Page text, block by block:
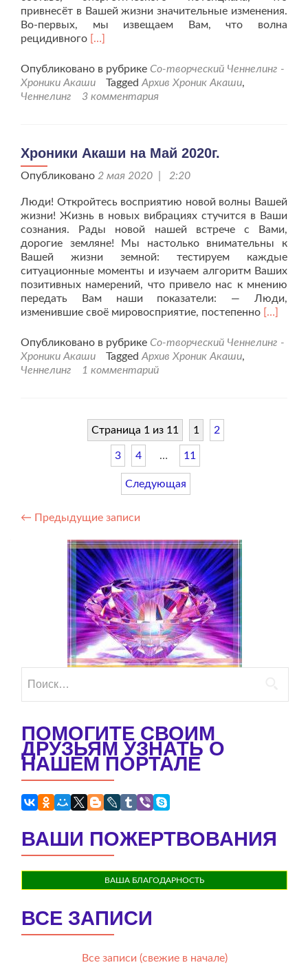
привнесёт в Вашей жизни значительные изменения.
Во-первых, мы извещаем Вам, что волна
рецидивного Читать
проХроники
Акаши
на
[…]
Опубликовано в рубрике Со-творческий Ченнелинг -
Хроники Акаши
Tagged Архив Хроник Акаши,
Ченнелинг
3 комментария
Хроники Акаши на Май 2020г.
Опубликовано 2 мая 2020 | 2:20
Люди! Откройтесь восприятию новой волны Вашей
жизни! Жизнь в новых вибрациях стучится в Ваши
сознания. Рады новой нашей встрече с Вами,
дорогие земляне! Мы настолько внимательны к
Вашей жизни земной: тестируем каждые
ситуационные моменты и изучаем алгоритм Ваших
позитивных намерений, что привело нас к мнению
передать Вам наши показатели: — Люди,
изменившие своё мировосприятие, постепенно Читать
[…]
Опубликовано в рубрике Со-творческий Ченнелинг -
Хроники Акаши
Tagged Архив Хроник Акаши,
Ченнелинг
1 комментарий
Страница 1 из 11 1 2
3 4 … 11
Следующая
Навигация
записям
← Предыдущие записи
ПОМОГИТЕ СВОИМ
ДРУЗЬЯМ УЗНАТЬ О
НАШЕМ ПОРТАЛЕ
ВАШИ ПОЖЕРТВОВАНИЯ
ВАША БЛАГОДАРНОСТЬ
ВСЕ ЗАПИСИ
Все записи (свежие в начале)